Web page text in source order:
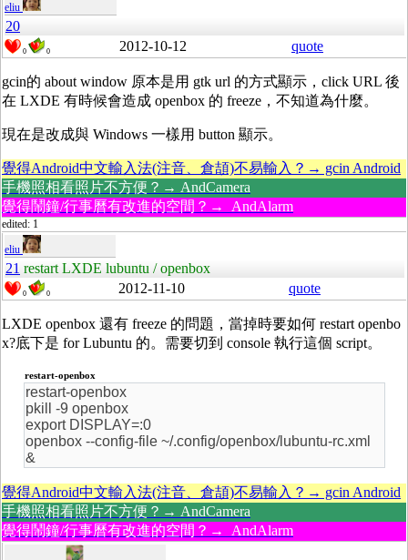
eliu
20
0 0 2012-10-12 quote
gcin的 about window 原本是用 gtk url 的方式顯示，click URL 後
在 LXDE 有時候會造成 openbox 的 freeze，不知道為什麼。
現在是改成與 Windows 一樣用 button 顯示。
覺得Android中文輸入法(注音、倉頡)不易輸入？→ gcin Android
手機照相看照片不方便？→ AndCamera
覺得鬧鐘/行事曆有改進的空間？→ AndAlarm
edited: 1
eliu
21 restart LXDE lubuntu / openbox
0 0 2012-11-10 quote
LXDE openbox 還有 freeze 的問題，當掉時要如何 restart openbo
x?底下是 for Lubuntu 的。需要切到 console 執行這個 script。
restart-openbox
restart-openbox
pkill -9 openbox
export DISPLAY=:0
openbox --config-file ~/.config/openbox/lubuntu-rc.xml
&
覺得Android中文輸入法(注音、倉頡)不易輸入？→ gcin Android
手機照相看照片不方便？→ AndCamera
覺得鬧鐘/行事曆有改進的空間？→ AndAlarm